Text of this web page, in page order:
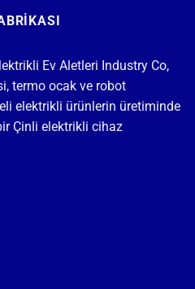
Ev Aletleri Industry Co,
termo ocak ve robot
elektrikli ürünlerin üretiminde
Çinli elektrikli cihaz